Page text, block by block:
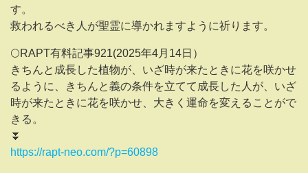
す。
救われるべき人が聖霊に導かれますように祈ります。
🌕RAPT有料記事921(2025年4月14日）
きちんと成長した植物が、いざ時が来たときに花を咲かせ
るように、きちんと義の条件を立てて成長した人が、いざ
時が来たときに花を咲かせ、大きく運命を変えることがで
きる。
⏬
https://rapt-neo.com/?p=60898